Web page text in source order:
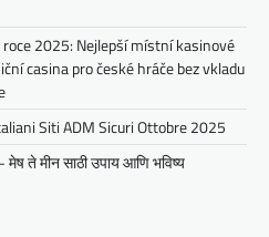
2025: Nejlepší místní kasinové
casina pro české hráče bez vkladu
Siti ADM Sicuri Ottobre 2025
ते मीन साठी उपाय आणि भविष्य